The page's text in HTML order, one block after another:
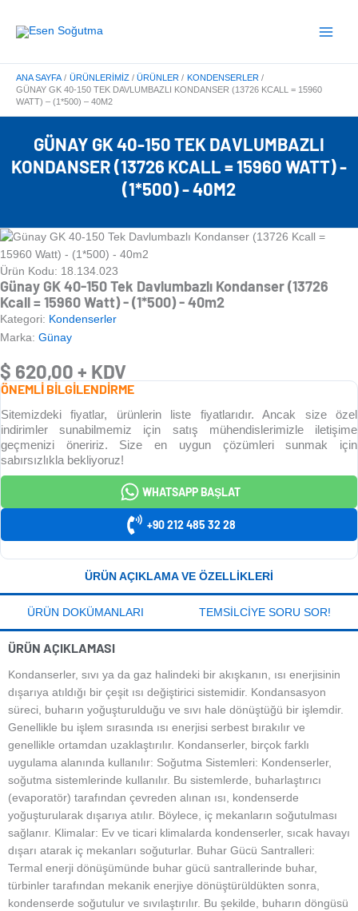
atla
Menu
ANA SAYFA ÜRÜNLERIMIZ ÜRÜNLER
KONDENSERLER
GÜNAY GK 40-150 TEK DAVLUMBAZLI KONDANSER (13726 KCALL = 15960
WATT) – (1*500) – 40M2
GÜNAY GK 40-150 TEK DAVLUMBAZLI
KONDANSER (13726 KCALL = 15960 WATT) -
(1*500) - 40M2
Ürün Kodu: 18.134.023
Günay GK 40-150 Tek Davlumbazlı Kondanser (13726
Kcall = 15960 Watt) - (1*500) - 40m2
Kategori: Kondenserler
Marka: Günay
$ 620,00 + KDV
ÖNEMLİ BİLGİLENDİRME
Sitemizdeki fiyatlar, ürünlerin liste fiyatlarıdır. Ancak size özel
indirimler sunabilmemiz için satış mühendislerimizle iletişime
geçmenizi öneririz. Size en uygun çözümleri sunmak için
sabırsızlıkla bekliyoruz!
WHATSAPP BAŞLAT
+90 212 485 32 28
ÜRÜN AÇIKLAMA VE ÖZELLIKLERI
ÜRÜN DOKÜMANLARI TEMSILCIYE SORU SOR!
ÜRÜN AÇIKLAMASI
Kondanserler, sıvı ya da gaz halindeki bir akışkanın, ısı enerjisinin
dışarıya atıldığı bir çeşit ısı değiştirici sistemidir. Kondansasyon
süreci, buharın yoğuşturulduğu ve sıvı hale dönüştüğü bir işlemdir.
Genellikle bu işlem sırasında ısı enerjisi serbest bırakılır ve
genellikle ortamdan uzaklaştırılır. Kondanserler, birçok farklı
uygulama alanında kullanılır: Soğutma Sistemleri: Kondenserler,
soğutma sistemlerinde kullanılır. Bu sistemlerde, buharlaştırıcı
(evaporatör) tarafından çevreden alınan ısı, kondenserde
yoğuşturularak dışarıya atılır. Böylece, iç mekanların soğutulması
sağlanır. Klimalar: Ev ve ticari klimalarda kondenserler, sıcak havayı
dışarı atarak iç mekanları soğuturlar. Buhar Gücü Santralleri:
Termal enerji dönüşümünde buhar gücü santrallerinde buhar,
türbinler tarafından mekanik enerjiye dönüştürüldükten sonra,
kondenserde soğutulur ve sıvılaştırılır. Bu şekilde, buharın döngüsü